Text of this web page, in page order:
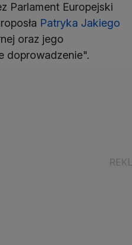
Parlament Europejski
Patryka Jakiego
oraz jego
doprowadzenie".